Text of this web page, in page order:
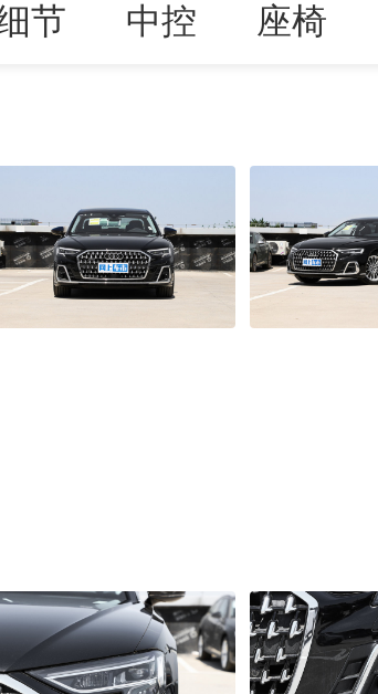
节 中控 座椅